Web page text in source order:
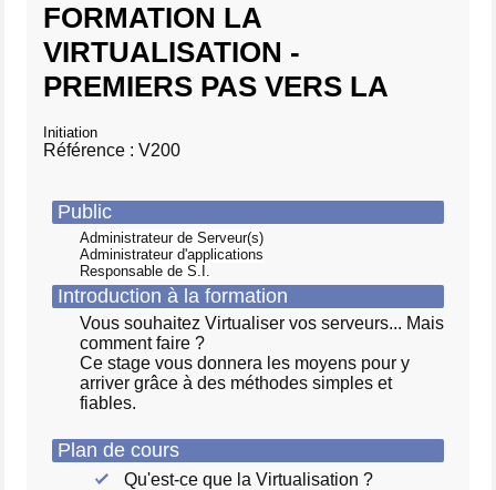
FORMATION LA
VIRTUALISATION -
PREMIERS PAS VERS LA
Initiation
Référence : V200
Public
Administrateur de Serveur(s)
Administrateur d'applications
Responsable de S.I.
Introduction à la formation
Vous souhaitez Virtualiser vos serveurs... Mais
comment faire ?
Ce stage vous donnera les moyens pour y
arriver grâce à des méthodes simples et
fiables.
Plan de cours
Qu'est-ce que la Virtualisation ?